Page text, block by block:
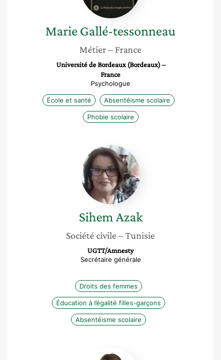
MarieGallé-tessonneau
Métier– France
Université de Bordeaux (Bordeaux) –
France
Psychologue
École et santé Absentéisme scolaire
Phobie scolaire
Sihem
Azak
Sihem Azak
Société civile – Tunisie
UGTT/Amnesty
Secrétaire générale
Droits des femmes
Éducation à l’égalité filles-garçons
Absentéisme scolaire
Eridjona